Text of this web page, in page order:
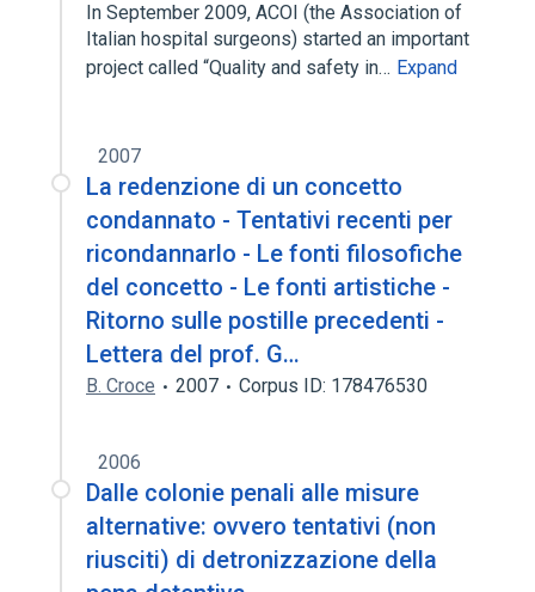
In September 2009, ACOI (the Association of
Italian hospital surgeons) started an important
project called “Quality and safety in… Expand
2007
La redenzione di un concetto
condannato - Tentativi recenti per
ricondannarlo - Le fonti filosofiche
del concetto - Le fonti artistiche -
Ritorno sulle postille precedenti -
Lettera del prof. G…
B. Croce 2007 Corpus ID: 178476530
2006
Dalle colonie penali alle misure
alternative: ovvero tentativi (non
riusciti) di detronizzazione della